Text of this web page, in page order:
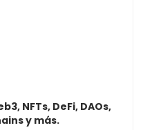
NFTs, DeFi, DAOs,
y más.